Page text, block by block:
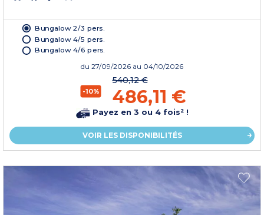
Bungalow 2/3 pers.
Bungalow 4/5 pers.
Bungalow 4/6 pers.
du 27/09/2026 au 04/10/2026
-10%
540,12 €
486,11 €
Payez en 3 ou 4 fois² !
VOIR LES DISPONIBILITÉS